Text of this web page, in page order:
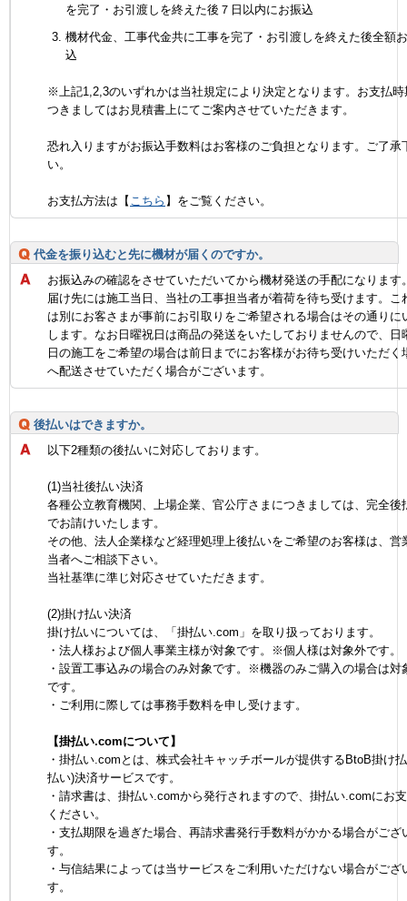
を完了・お引渡しを終えた後７日以内にお振込
機材代金、工事代金共に工事を完了・お引渡しを終えた後全額
込
※上記1,2,3のいずれかは当社規定により決定となります。お支払時
つきましてはお見積書上にてご案内させていただきます。
恐れ入りますがお振込手数料はお客様のご負担となります。ご了承
い。
お支払方法は【 こちら 】をご覧ください。
代金を振り込むと先に機材が届くのですか。
お振込みの確認をさせていただいてから機材発送の手配になります
届け先には施工当日、当社の工事担当者が着荷を待ち受けます。こ
は別にお客さまが事前にお引取りをご希望される場合はその通りに
します。なお日曜祝日は商品の発送をいたしておりませんので、日
日の施工をご希望の場合は前日までにお客様がお待ち受けいただく
へ配送させていただく場合がございます。
後払いはできますか。
以下2種類の後払いに対応しております。
(1)当社後払い決済
各種公立教育機関、上場企業、官公庁さまにつきましては、完全後
でお請けいたします。
その他、法人企業様など経理処理上後払いをご希望のお客様は、営
当者へご相談下さい。
当社基準に準じ対応させていただきます。
(2)掛け払い決済
掛け払いについては、「掛払い.com」を取り扱っております。
・法人様および個人事業主様が対象です。※個人様は対象外です。
・設置工事込みの場合のみ対象です。※機器のみご購入の場合は対
です。
・ご利用に際しては事務手数料を申し受けます。
【掛払い.comについて】
・掛払い.comとは、株式会社キャッチボールが提供するBtoB掛け
払い)決済サービスです。
・請求書は、掛払い.comから発行されますので、掛払い.comにお
ください。
・支払期限を過ぎた場合、再請求書発行手数料がかかる場合がござ
す。
・与信結果によっては当サービスをご利用いただけない場合がござ
す。